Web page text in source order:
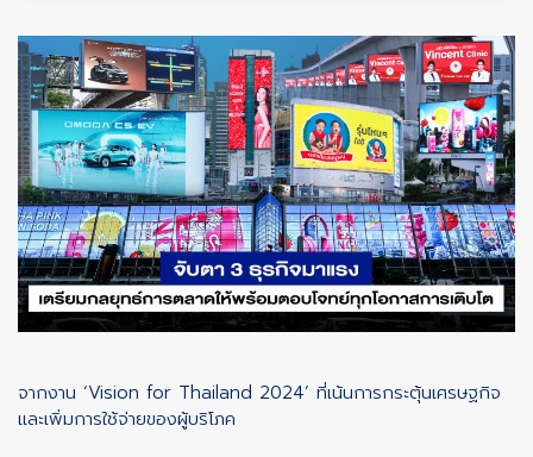
จากงาน ‘Vision for Thailand 2024’ ที่เน้นการกระตุ้นเศรษฐกิจ
และเพิ่มการใช้จ่ายของผู้บริโภค